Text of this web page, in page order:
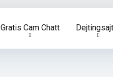
Gratis Cam Chatt